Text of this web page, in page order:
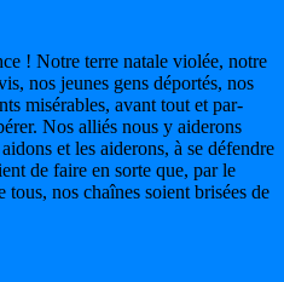
! Notre terre natale violée, notre
nos jeunes gens déportés, nos
misérables, avant tout et par-
Nos alliés nous y aiderons
et les aiderons, à se défendre
de faire en sorte que, par le
nos chaînes soient brisées de